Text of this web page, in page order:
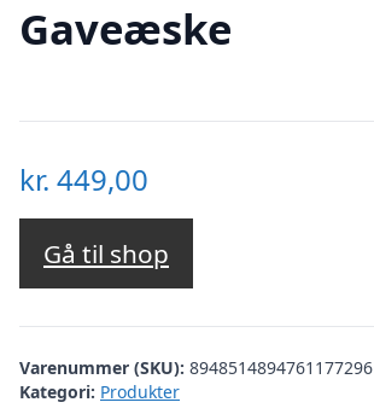
Gaveæske
kr. 449,00
Gå til shop
Varenummer (SKU): 8948514894761177296
Kategori: Produkter